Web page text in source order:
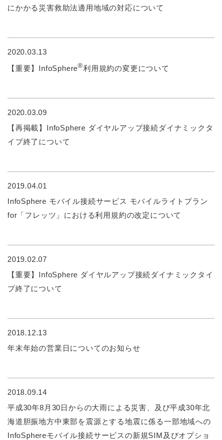
にかかる災害救助法適用地域の対応について
2020.03.13
【重要】InfoSphere®利用規約の変更について
2020.03.09
【再掲載】InfoSphere ダイヤルアップ接続ダイナミックタ
イプ終了について
2019.04.01
InfoSphere モバイル接続サービス モバイルライトプラン
for「フレッツ」における利用規約の改定について
2019.02.07
【重要】InfoSphere ダイヤルアップ接続ダイナミックタイ
プ終了について
2018.12.13
年末年始の営業日についてのお知らせ
2018.09.14
平成30年8月30日からの大雨による災害、及び平成30年北
海道胆振地方中東部を震源とする地震に係る一部地域への
InfoSphereモバイル接続サービスの新規SIM及びオプショ